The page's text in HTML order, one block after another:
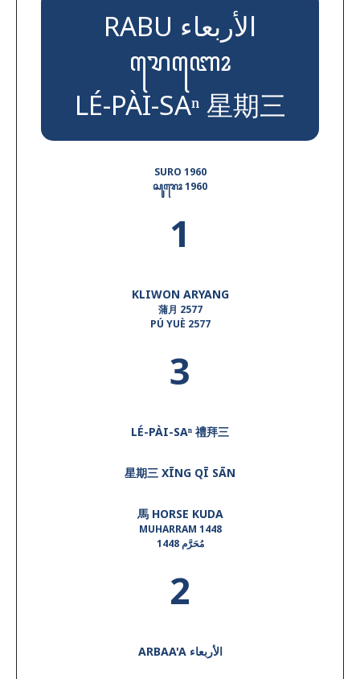
RABU الأربعاء
ꦫꦺꦧꦺꦴ
LÉ-PÀI-SAⁿ 星期三
SURO 1960
ꦱꦸꦫꦺꦴ1960
1
KLIWON ARYANG
蒲月 2577
PÚ YUÈ 2577
3
LÉ-PÀI-SAⁿ 禮拜三
星期三 XĪNG QĪ SĀN
馬 HORSE KUDA
MUHARRAM 1448
1448 مُحَرَّم
2
ARBAA'A الأربعاء